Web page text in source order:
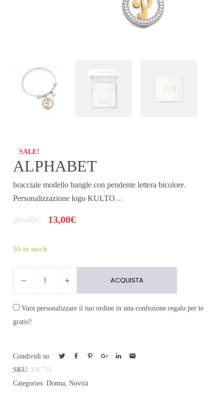
SALE!
ALPHABET
bracciale modello bangle con pendente lettera bicolore.
Personalizzazione logo KULTO…
13,00€
50 in stock
ACQUISTA
Vuoi personalizzare il tuo ordine in una confezione regalo per te
gratis?
Condividi su:
SKU: KK724
Categories:Donna ,Novità